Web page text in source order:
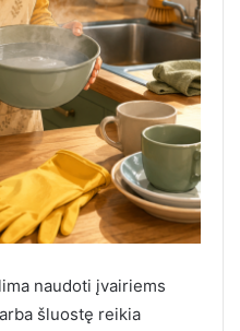
naudoti įvairiems
šluostę reikia